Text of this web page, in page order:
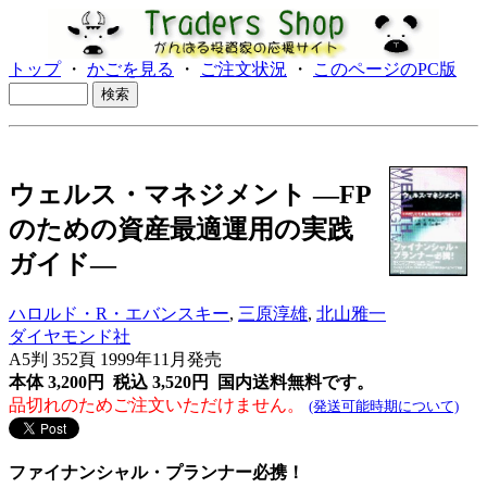
トップ・ かごを見る ・ ご注文状況 ・ このページのPC版
ウェルス・マネジメント ―FP
のための資産最適運用の実践
ガイド―
ハロルド・R・エバンスキー, 三原淳雄, 北山雅一
ダイヤモンド社
A5判 352頁 1999年11月発売
本体 3,200円 税込 3,520円
国内送料無料です。
品切れのためご注文いただけません。
(発送可能時期について)
ファイナンシャル・プランナー必携！